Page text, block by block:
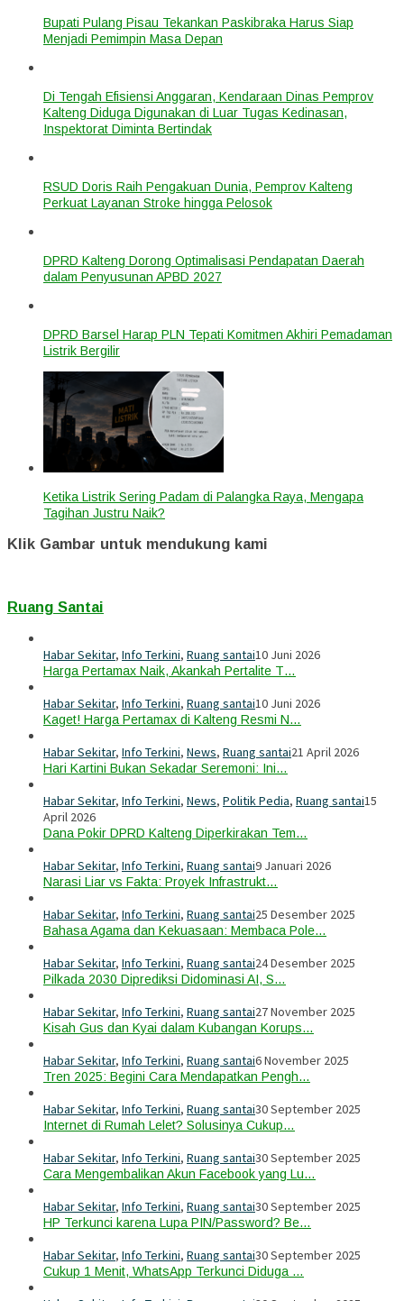
Bupati Pulang Pisau Tekankan Paskibraka Harus Siap
Menjadi Pemimpin Masa Depan
Di Tengah Efisiensi Anggaran, Kendaraan Dinas Pemprov
Kalteng Diduga Digunakan di Luar Tugas Kedinasan,
Inspektorat Diminta Bertindak
RSUD Doris Raih Pengakuan Dunia, Pemprov Kalteng
Perkuat Layanan Stroke hingga Pelosok
DPRD Kalteng Dorong Optimalisasi Pendapatan Daerah
dalam Penyusunan APBD 2027
DPRD Barsel Harap PLN Tepati Komitmen Akhiri Pemadaman
Listrik Bergilir
Ketika Listrik Sering Padam di Palangka Raya, Mengapa
Tagihan Justru Naik?
Klik Gambar untuk mendukung kami
Ruang Santai
Habar Sekitar, Info Terkini, Ruang santai10 Juni 2026
Harga Pertamax Naik, Akankah Pertalite T…
Habar Sekitar, Info Terkini, Ruang santai10 Juni 2026
Kaget! Harga Pertamax di Kalteng Resmi N…
Habar Sekitar, Info Terkini, News, Ruang santai21 April 2026
Hari Kartini Bukan Sekadar Seremoni: Ini…
Habar Sekitar, Info Terkini, News, Politik Pedia, Ruang santai15
April 2026
Dana Pokir DPRD Kalteng Diperkirakan Tem…
Habar Sekitar, Info Terkini, Ruang santai9 Januari 2026
Narasi Liar vs Fakta: Proyek Infrastrukt…
Habar Sekitar, Info Terkini, Ruang santai25 Desember 2025
Bahasa Agama dan Kekuasaan: Membaca Pole…
Habar Sekitar, Info Terkini, Ruang santai24 Desember 2025
Pilkada 2030 Diprediksi Didominasi AI, S…
Habar Sekitar, Info Terkini, Ruang santai27 November 2025
Kisah Gus dan Kyai dalam Kubangan Korups…
Habar Sekitar, Info Terkini, Ruang santai6 November 2025
Tren 2025: Begini Cara Mendapatkan Pengh…
Habar Sekitar, Info Terkini, Ruang santai30 September 2025
Internet di Rumah Lelet? Solusinya Cukup…
Habar Sekitar, Info Terkini, Ruang santai30 September 2025
Cara Mengembalikan Akun Facebook yang Lu…
Habar Sekitar, Info Terkini, Ruang santai30 September 2025
HP Terkunci karena Lupa PIN/Password? Be…
Habar Sekitar, Info Terkini, Ruang santai30 September 2025
Cukup 1 Menit, WhatsApp Terkunci Diduga …